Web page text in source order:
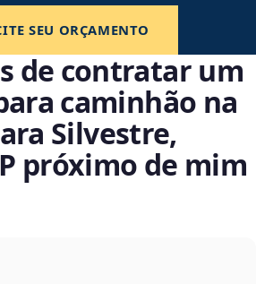
SEU ORÇAMENTO
de contratar um
caminhão na
Silvestre,
próximo de mim